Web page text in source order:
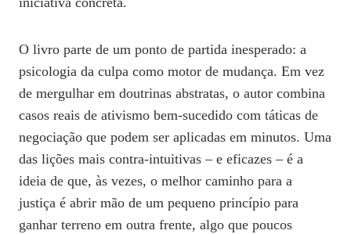
O livro parte de um ponto de partida inesperado: a
psicologia da culpa como motor de mudança. Em vez
de mergulhar em doutrinas abstratas, o autor combina
casos reais de ativismo bem‑sucedido com táticas de
negociação que podem ser aplicadas em minutos. Uma
das lições mais contra‑intuitivas – e eficazes – é a
ideia de que, às vezes, o melhor caminho para a
justiça é abrir mão de um pequeno princípio para
ganhar terreno em outra frente, algo que poucos